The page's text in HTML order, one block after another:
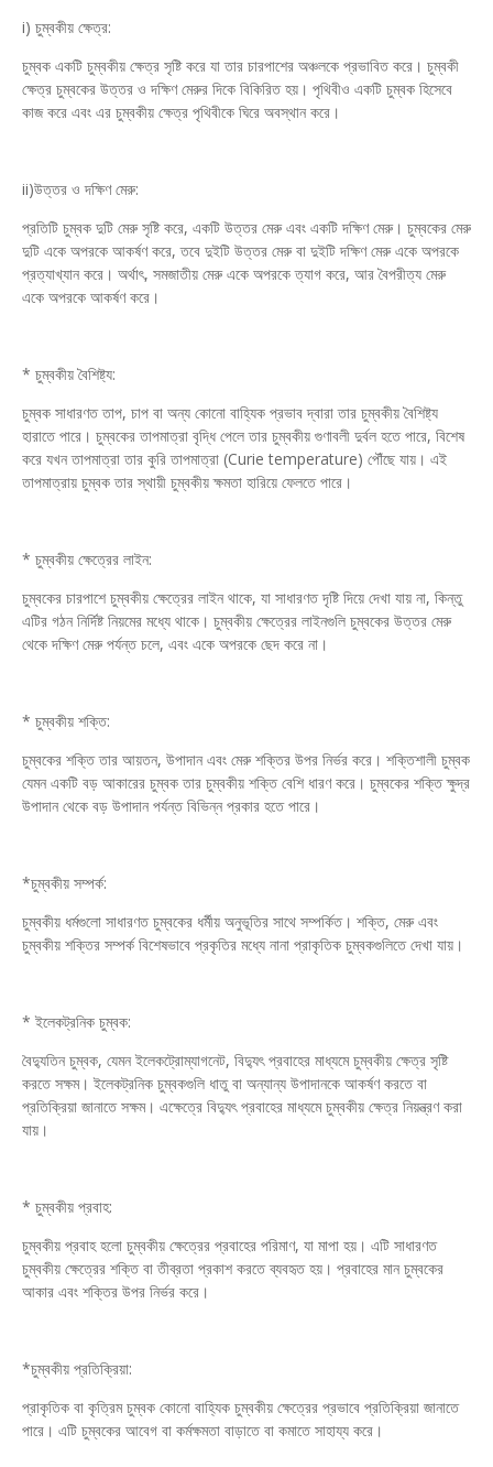
i) চুম্বকীয় ক্ষেত্র:
চুম্বক একটি চুম্বকীয় ক্ষেত্র সৃষ্টি করে যা তার চারপাশের অঞ্চলকে প্রভাবিত করে। চুম্বকী
ক্ষেত্র চুম্বকের উত্তর ও দক্ষিণ মেরুর দিকে বিকিরিত হয়। পৃথিবীও একটি চুম্বক হিসেবে
কাজ করে এবং এর চুম্বকীয় ক্ষেত্র পৃথিবীকে ঘিরে অবস্থান করে।
ii)উত্তর ও দক্ষিণ মেরু:
প্রতিটি চুম্বক দুটি মেরু সৃষ্টি করে, একটি উত্তর মেরু এবং একটি দক্ষিণ মেরু। চুম্বকের মেরু
দুটি একে অপরকে আকর্ষণ করে, তবে দুইটি উত্তর মেরু বা দুইটি দক্ষিণ মেরু একে অপরকে
প্রত্যাখ্যান করে। অর্থাৎ, সমজাতীয় মেরু একে অপরকে ত্যাগ করে, আর বৈপরীত্য মেরু
একে অপরকে আকর্ষণ করে।
* চুম্বকীয় বৈশিষ্ট্য:
চুম্বক সাধারণত তাপ, চাপ বা অন্য কোনো বাহ্যিক প্রভাব দ্বারা তার চুম্বকীয় বৈশিষ্ট্য
হারাতে পারে। চুম্বকের তাপমাত্রা বৃদ্ধি পেলে তার চুম্বকীয় গুণাবলী দুর্বল হতে পারে, বিশেষ
করে যখন তাপমাত্রা তার কুরি তাপমাত্রা (Curie temperature) পৌঁছে যায়। এই
তাপমাত্রায় চুম্বক তার স্থায়ী চুম্বকীয় ক্ষমতা হারিয়ে ফেলতে পারে।
* চুম্বকীয় ক্ষেত্রের লাইন:
চুম্বকের চারপাশে চুম্বকীয় ক্ষেত্রের লাইন থাকে, যা সাধারণত দৃষ্টি দিয়ে দেখা যায় না, কিন্তু
এটির গঠন নির্দিষ্ট নিয়মের মধ্যে থাকে। চুম্বকীয় ক্ষেত্রের লাইনগুলি চুম্বকের উত্তর মেরু
থেকে দক্ষিণ মেরু পর্যন্ত চলে, এবং একে অপরকে ছেদ করে না।
* চুম্বকীয় শক্তি:
চুম্বকের শক্তি তার আয়তন, উপাদান এবং মেরু শক্তির উপর নির্ভর করে। শক্তিশালী চুম্বক
যেমন একটি বড় আকারের চুম্বক তার চুম্বকীয় শক্তি বেশি ধারণ করে। চুম্বকের শক্তি ক্ষুদ্র
উপাদান থেকে বড় উপাদান পর্যন্ত বিভিন্ন প্রকার হতে পারে।
*চুম্বকীয় সম্পর্ক:
চুম্বকীয় ধর্মগুলো সাধারণত চুম্বকের ধর্মীয় অনুভূতির সাথে সম্পর্কিত। শক্তি, মেরু এবং
চুম্বকীয় শক্তির সম্পর্ক বিশেষভাবে প্রকৃতির মধ্যে নানা প্রাকৃতিক চুম্বকগুলিতে দেখা যায়।
* ইলেকট্রনিক চুম্বক:
বৈদ্যুতিন চুম্বক, যেমন ইলেকট্রোম্যাগনেট, বিদ্যুৎ প্রবাহের মাধ্যমে চুম্বকীয় ক্ষেত্র সৃষ্টি
করতে সক্ষম। ইলেকট্রনিক চুম্বকগুলি ধাতু বা অন্যান্য উপাদানকে আকর্ষণ করতে বা
প্রতিক্রিয়া জানাতে সক্ষম। এক্ষেত্রে বিদ্যুৎ প্রবাহের মাধ্যমে চুম্বকীয় ক্ষেত্র নিয়ন্ত্রণ করা
যায়।
* চুম্বকীয় প্রবাহ:
চুম্বকীয় প্রবাহ হলো চুম্বকীয় ক্ষেত্রের প্রবাহের পরিমাণ, যা মাপা হয়। এটি সাধারণত
চুম্বকীয় ক্ষেত্রের শক্তি বা তীব্রতা প্রকাশ করতে ব্যবহৃত হয়। প্রবাহের মান চুম্বকের
আকার এবং শক্তির উপর নির্ভর করে।
*চুম্বকীয় প্রতিক্রিয়া:
প্রাকৃতিক বা কৃত্রিম চুম্বক কোনো বাহ্যিক চুম্বকীয় ক্ষেত্রের প্রভাবে প্রতিক্রিয়া জানাতে
পারে। এটি চুম্বকের আবেগ বা কর্মক্ষমতা বাড়াতে বা কমাতে সাহায্য করে।